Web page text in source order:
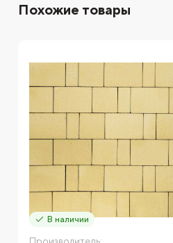
Похожие товары
В наличии
Производитель: